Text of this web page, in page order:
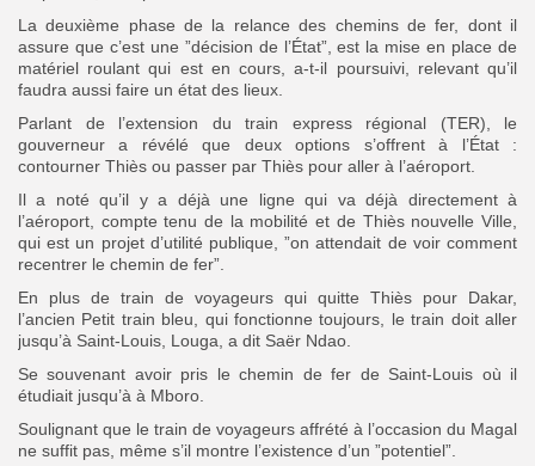
La deuxième phase de la relance des chemins de fer, dont il
assure que c’est une ”décision de l’État”, est la mise en place de
matériel roulant qui est en cours, a-t-il poursuivi, relevant qu’il
faudra aussi faire un état des lieux.
Parlant de l’extension du train express régional (TER), le
gouverneur a révélé que deux options s’offrent à l’État :
contourner Thiès ou passer par Thiès pour aller à l’aéroport.
Il a noté qu’il y a déjà une ligne qui va déjà directement à
l’aéroport, compte tenu de la mobilité et de Thiès nouvelle Ville,
qui est un projet d’utilité publique, ”on attendait de voir comment
recentrer le chemin de fer”.
En plus de train de voyageurs qui quitte Thiès pour Dakar,
l’ancien Petit train bleu, qui fonctionne toujours, le train doit aller
jusqu’à Saint-Louis, Louga, a dit Saër Ndao.
Se souvenant avoir pris le chemin de fer de Saint-Louis où il
étudiait jusqu’à à Mboro.
Soulignant que le train de voyageurs affrété à l’occasion du Magal
ne suffit pas, même s’il montre l’existence d’un ”potentiel”.